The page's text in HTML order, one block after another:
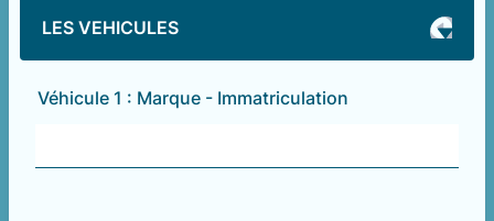
LES VEHICULES
Véhicule 1 : Marque - Immatriculation